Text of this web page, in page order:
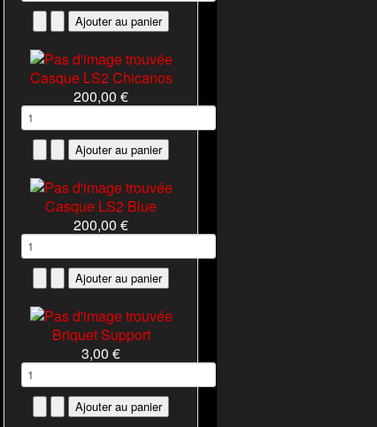
Casque LS2 Chicanos
200,00 €
Casque LS2 Blue
200,00 €
Briquet Support
3,00 €